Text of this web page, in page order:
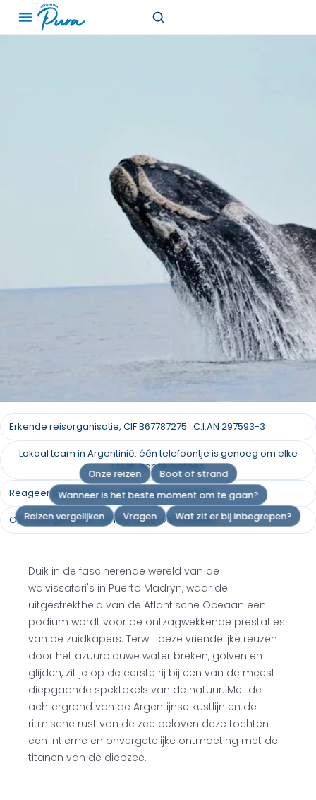
Walvistours Puerto
Madryn
Oceanisch Ballet: Aanschouw de majestueuze
dans van walvissen in Puerto Madryn
Onze reizen
Boot of strand
Wanneer is het beste moment om te gaan?
Reizen vergelijken
Vragen Wat zit er bij inbegrepen?
Erkende reisorganisatie, CIF B67787275 · C.I.AN 297593-3
Lokaal team in Argentinië: één telefoontje is genoeg om elke
route aan te passen
Reageer binnen 24 uur, alleen door mensen
Op maat gemaakt, zonder vaste vertrekdata
Duik in de fascinerende wereld van de
walvissafari's in Puerto Madryn, waar de
uitgestrektheid van de Atlantische Oceaan een
podium wordt voor de ontzagwekkende prestaties
van de zuidkapers. Terwijl deze vriendelijke reuzen
door het azuurblauwe water breken, golven en
glijden, zit je op de eerste rij bij een van de meest
diepgaande spektakels van de natuur. Met de
achtergrond van de Argentijnse kustlijn en de
ritmische rust van de zee beloven deze tochten
een intieme en onvergetelijke ontmoeting met de
titanen van de diepzee.